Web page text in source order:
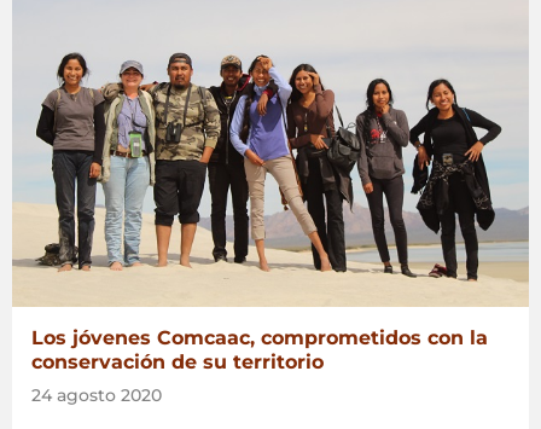
Los jóvenes Comcaac, comprometidos con la
conservación de su territorio
24 agosto 2020